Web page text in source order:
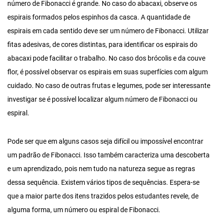
número de Fibonacci é grande. No caso do abacaxi, observe os
espirais formados pelos espinhos da casca. A quantidade de
espirais em cada sentido deve ser um número de Fibonacci. Utilizar
fitas adesivas, de cores distintas, para identificar os espirais do
abacaxi pode facilitar o trabalho. No caso dos brócolis e da couve
flor, é possível observar os espirais em suas superfícies com algum
cuidado. No caso de outras frutas e legumes, pode ser interessante
investigar se é possível localizar algum número de Fibonacci ou
espiral.
Pode ser que em alguns casos seja difícil ou impossível encontrar
um padrão de Fibonacci. Isso também caracteriza uma descoberta
e um aprendizado, pois nem tudo na natureza segue as regras
dessa sequência. Existem vários tipos de sequências. Espera-se
que a maior parte dos itens trazidos pelos estudantes revele, de
alguma forma, um número ou espiral de Fibonacci.